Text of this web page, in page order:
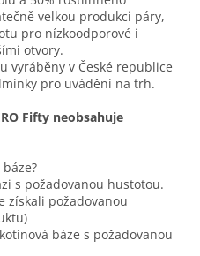
velkou produkci páry,
pro nízkoodporové i
otvory.
vyráběny v České republice
pro uvádění na trh.
Fifty neobsahuje
s požadovanou hustotou.
získali požadovanou
báze s požadovanou